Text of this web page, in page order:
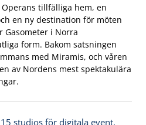
Operans tillfälliga hem, en
en ny destination för möten
Gasometer i Norra
form. Bakom satsningen
med Miramis, och våren
av Nordens mest spektakulära